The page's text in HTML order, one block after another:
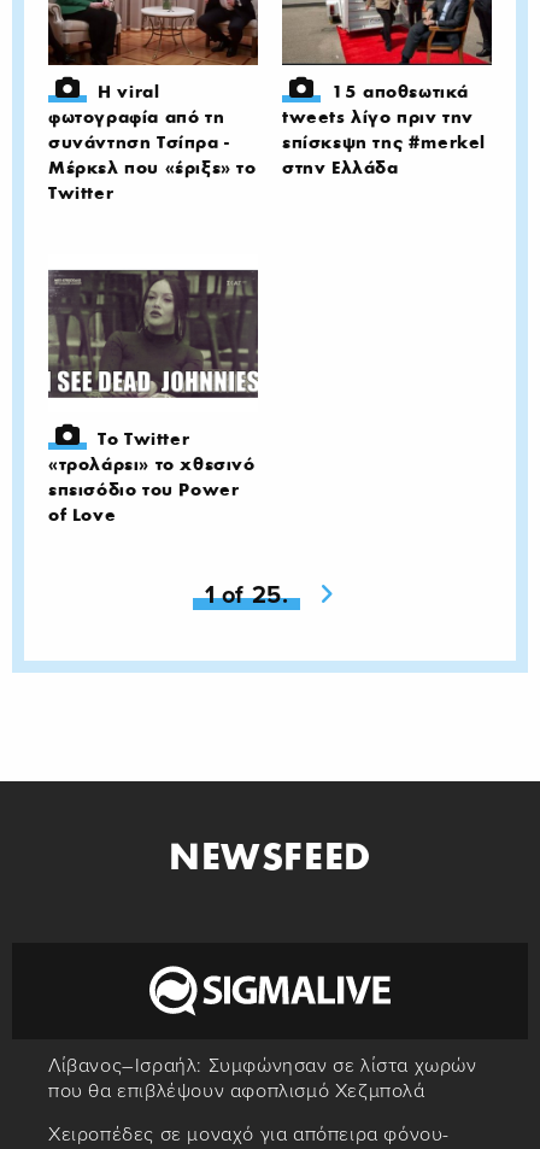
H viral
φωτογραφία από τη
συνάντηση Τσίπρα -
Μέρκελ που «έριξε» το
Twitter
15 αποθεωτικά
tweets λίγο πριν την
επίσκεψη της #merkel
στην Ελλάδα
Το Twitter
«τρολάρει» το χθεσινό
επεισόδιο του Power
of Love
You're on page
1 of 25. Next page
NEWSFEED
Λίβανος–Ισραήλ: Συμφώνησαν σε λίστα χωρών
που θα επιβλέψουν αφοπλισμό Χεζμπολά
Χειροπέδες σε μοναχό για απόπειρα φόνου-